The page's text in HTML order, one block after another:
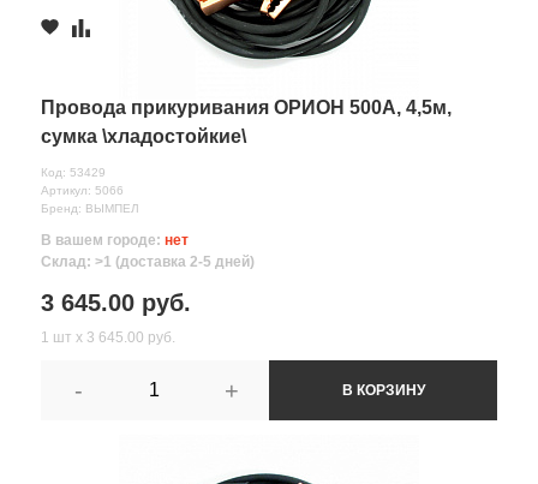
Провода прикуривания ОРИОН 500А, 4,5м,
сумка \хладостойкие\
Код: 53429
Артикул: 5066
Бренд: ВЫМПЕЛ
В вашем городе: нет
Склад: >1 (доставка 2-5 дней)
3 645.00 руб.
1 шт х 3 645.00 руб.
- + В КОРЗИНУ